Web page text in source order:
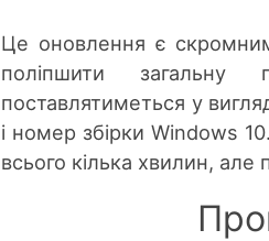
Це оновлення є
поліпшити загальну
поставлятиметься у
і номер збірки Windows
всього кілька хвилин,